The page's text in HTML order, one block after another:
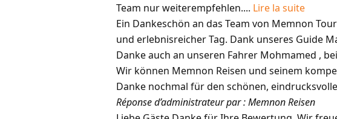
Team nur weiterempfehlen.... Lire la suite
Ein Dankeschön an das Team von Memnon
und erlebnisreicher Tag. Dank unseres Guide
Danke auch an unseren Fahrer Mohmamed ,
Wir können Memnon Reisen und seinem
Danke nochmal für den schönen,
Réponse d’administrateur par : Memnon Reisen